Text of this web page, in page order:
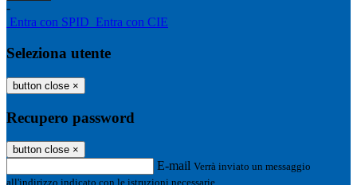
-
Entra con SPID Entra con CIE
Seleziona utente
button close ×
Recupero password
button close ×
E-mail Verrà inviato un messaggio
all'indirizzo indicato con le istruzioni necessarie.